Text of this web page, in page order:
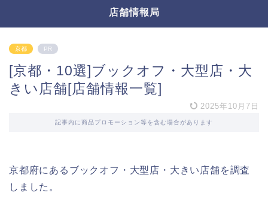
店舗情報局
京都 PR
[京都・10選]ブックオフ・大型店・大
きい店舗[店舗情報一覧]
2025年10月7日
記事内に商品プロモーション等を含む場合があります
京都府にあるブックオフ・大型店・大きい店舗を調査
しました。